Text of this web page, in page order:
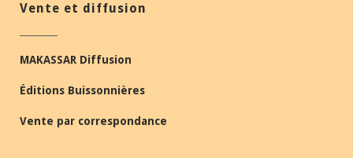
Vente et diffusion
MAKASSAR Diffusion
Éditions Buissonnières
Vente par correspondance